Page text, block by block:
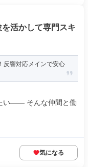
活かして専門スキ
反響対応メインで安心
い―― そんな仲間と働
気になる